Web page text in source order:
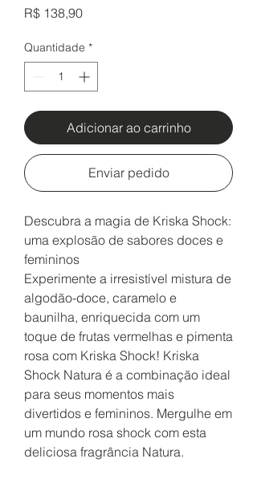
R$ 138,90Preço
Quantidade *
Adicionar ao carrinho
Enviar pedido
Descubra a magia de Kriska Shock:
uma explosão de sabores doces e
femininos
Experimente a irresistível mistura de
algodão-doce, caramelo e
baunilha, enriquecida com um
toque de frutas vermelhas e pimenta
rosa com Kriska Shock! Kriska
Shock Natura é a combinação ideal
para seus momentos mais
divertidos e femininos. Mergulhe em
um mundo rosa shock com esta
deliciosa fragrância Natura.